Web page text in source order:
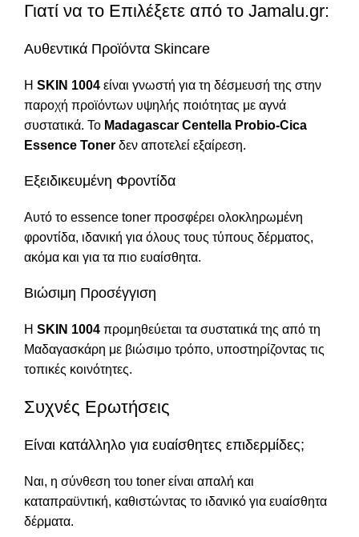
Γιατί να το Επιλέξετε από το Jamalu.gr:
Αυθεντικά Προϊόντα Skincare
Η SKIN 1004 είναι γνωστή για τη δέσμευσή της στην
παροχή προϊόντων υψηλής ποιότητας με αγνά
συστατικά. Το Madagascar Centella Probio-Cica
Essence Toner δεν αποτελεί εξαίρεση.
Εξειδικευμένη Φροντίδα
Αυτό το essence toner προσφέρει ολοκληρωμένη
φροντίδα, ιδανική για όλους τους τύπους δέρματος,
ακόμα και για τα πιο ευαίσθητα.
Βιώσιμη Προσέγγιση
Η SKIN 1004 προμηθεύεται τα συστατικά της από τη
Μαδαγασκάρη με βιώσιμο τρόπο, υποστηρίζοντας τις
τοπικές κοινότητες.
Συχνές Ερωτήσεις
Είναι κατάλληλο για ευαίσθητες επιδερμίδες;
Ναι, η σύνθεση του toner είναι απαλή και
καταπραϋντική, καθιστώντας το ιδανικό για ευαίσθητα
δέρματα.